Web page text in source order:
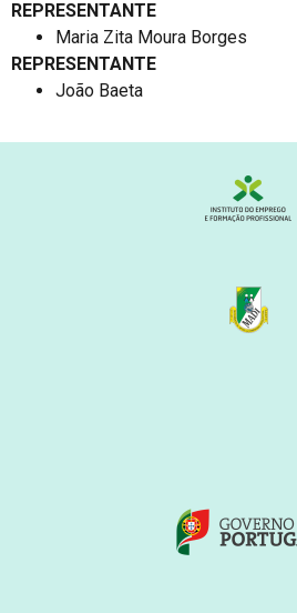
REPRESENTANTE
Maria Zita Moura Borges
REPRESENTANTE
João Baeta